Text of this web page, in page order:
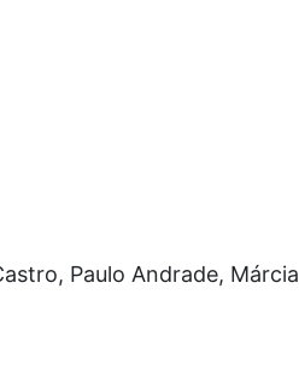
Paulo Andrade, Márcia